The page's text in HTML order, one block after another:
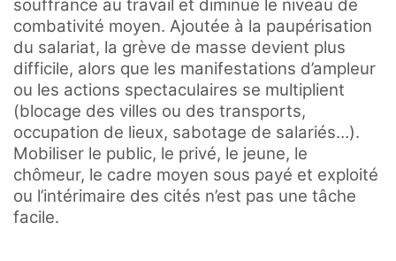
souffrance au travail et diminue le niveau de
combativité moyen. Ajoutée à la paupérisation
du salariat, la grève de masse devient plus
difficile, alors que les manifestations d’ampleur
ou les actions spectaculaires se multiplient
(blocage des villes ou des transports,
occupation de lieux, sabotage de salariés…).
Mobiliser le public, le privé, le jeune, le
chômeur, le cadre moyen sous payé et exploité
ou l’intérimaire des cités n’est pas une tâche
facile.